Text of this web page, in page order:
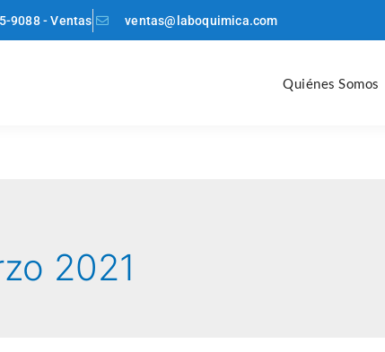
9088 - Ventas ventas@laboquimica.com
Quiénes Somos
2021